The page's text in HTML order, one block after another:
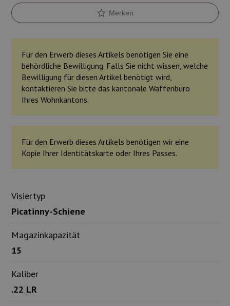
Merken
Für den Erwerb dieses Artikels benötigen Sie eine
behördliche Bewilligung. Falls Sie nicht wissen, welche
Bewilligung für diesen Artikel benötigt wird,
kontaktieren Sie bitte das kantonale Waffenbüro
Ihres Wohnkantons.
Für den Erwerb dieses Artikels benötigen wir eine
Kopie Ihrer Identitätskarte oder Ihres Passes.
Visiertyp
Picatinny-Schiene
Magazinkapazität
15
Kaliber
.22 LR